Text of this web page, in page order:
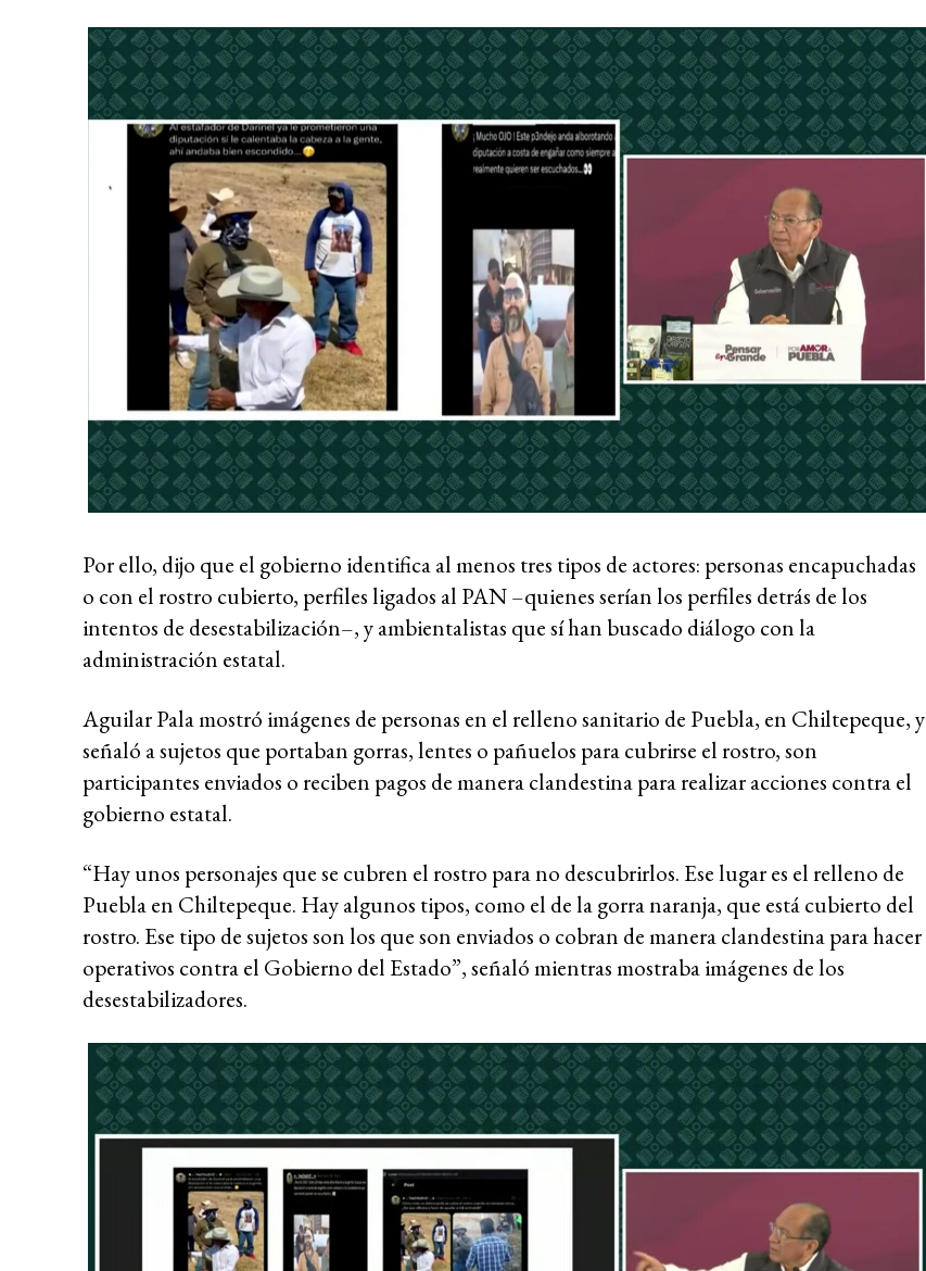
Por ello, dijo que el gobierno identifica al menos tres tipos de actores: personas encapuchadas
o con el rostro cubierto, perfiles ligados al PAN –quienes serían los perfiles detrás de los
intentos de desestabilización–, y ambientalistas que sí han buscado diálogo con la
administración estatal.
Aguilar Pala mostró imágenes de personas en el relleno sanitario de Puebla, en Chiltepeque, y
señaló a sujetos que portaban gorras, lentes o pañuelos para cubrirse el rostro, son
participantes enviados o reciben pagos de manera clandestina para realizar acciones contra el
gobierno estatal.
“Hay unos personajes que se cubren el rostro para no descubrirlos. Ese lugar es el relleno de
Puebla en Chiltepeque. Hay algunos tipos, como el de la gorra naranja, que está cubierto del
rostro. Ese tipo de sujetos son los que son enviados o cobran de manera clandestina para hacer
operativos contra el Gobierno del Estado”, señaló mientras mostraba imágenes de los
desestabilizadores.